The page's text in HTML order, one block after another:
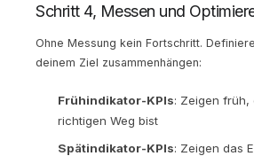
Schritt 4, Messen und
Ohne Messung kein Fortschritt.
deinem Ziel zusammenhängen:
Frühindikator-KPIs: Zeigen früh,
richtigen Weg bist
Spätindikator-KPIs: Zeigen das